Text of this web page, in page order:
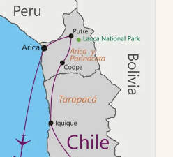
nord og kører op i
vulkaner, klare blå og
højst beliggende sø,
kæmpe kaktusser og
ses lamaer, guanakoer
og flamingoer. Vi møder
befolkning i de små
kysten findes spektakulære
helleristningerne.